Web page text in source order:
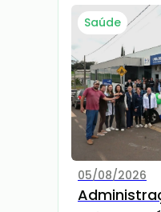
Saúde
05/08/2026